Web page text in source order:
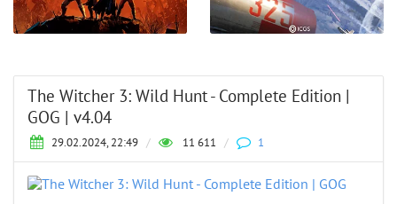
The Witcher 3: Wild Hunt - Complete Edition |
GOG | v4.04
29.02.2024, 22:49 / 11 611 / 1